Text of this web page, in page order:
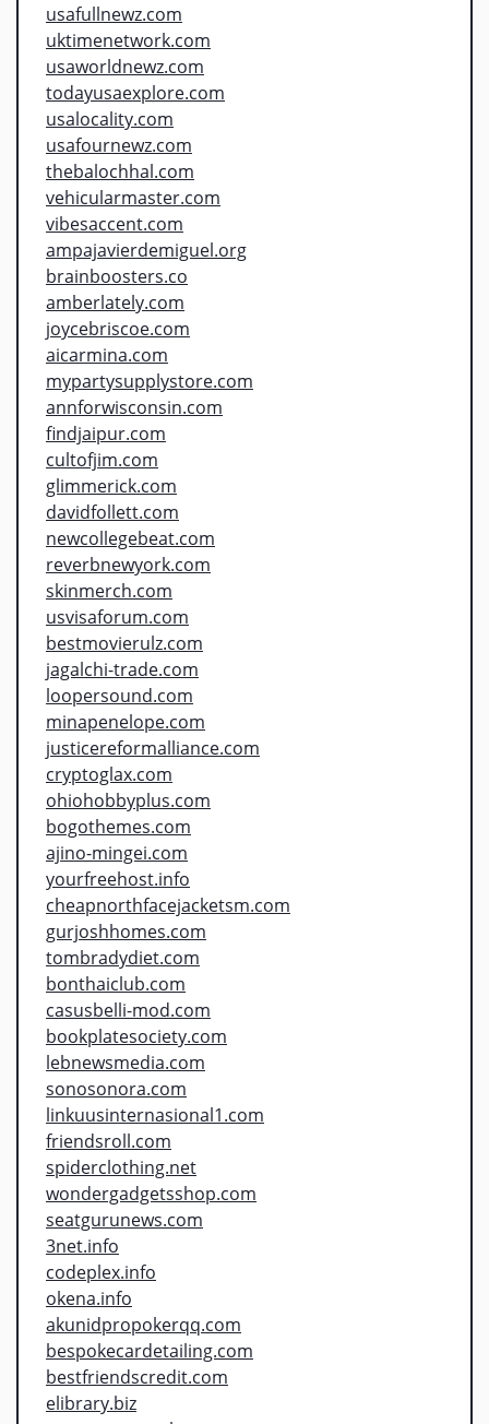
usafullnewz.com
uktimenetwork.com
usaworldnewz.com
todayusaexplore.com
usalocality.com
usafournewz.com
thebalochhal.com
vehicularmaster.com
vibesaccent.com
ampajavierdemiguel.org
brainboosters.co
amberlately.com
joycebriscoe.com
aicarmina.com
mypartysupplystore.com
annforwisconsin.com
findjaipur.com
cultofjim.com
glimmerick.com
davidfollett.com
newcollegebeat.com
reverbnewyork.com
skinmerch.com
usvisaforum.com
bestmovierulz.com
jagalchi-trade.com
loopersound.com
minapenelope.com
justicereformalliance.com
cryptoglax.com
ohiohobbyplus.com
bogothemes.com
ajino-mingei.com
yourfreehost.info
cheapnorthfacejacketsm.com
gurjoshhomes.com
tombradydiet.com
bonthaiclub.com
casusbelli-mod.com
bookplatesociety.com
lebnewsmedia.com
sonosonora.com
linkuusinternasional1.com
friendsroll.com
spiderclothing.net
wondergadgetsshop.com
seatgurunews.com
3net.info
codeplex.info
okena.info
akunidpropokerqq.com
bespokecardetailing.com
bestfriendscredit.com
elibrary.biz